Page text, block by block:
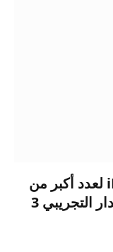
يتم طرح خدمة RCS على iPhone لعدد أكبر من
شركات الاتصالات باستخدام الإصدار التجريبي 3